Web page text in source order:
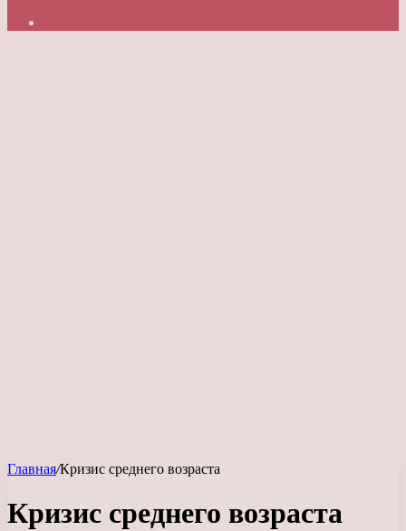
Главная/Кризис среднего возраста
Кризис среднего возраста